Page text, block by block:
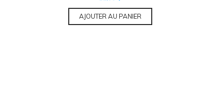
AJOUTER AU PANIER